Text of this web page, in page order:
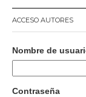
ACCESO AUTORES
Nombre de
Contraseña